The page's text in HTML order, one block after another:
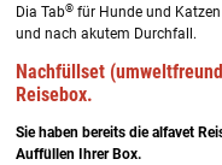
Dia Tab® für Hunde und
und nach akutem Durchfall.
Nachfüllset
Reisebox.
Sie haben bereits die alfavet
Auffüllen Ihrer Box.